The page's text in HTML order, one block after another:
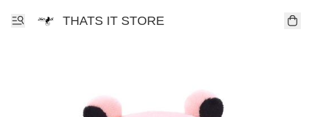
THATS IT STORE